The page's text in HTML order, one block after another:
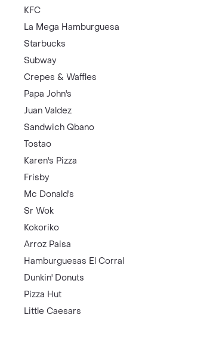
KFC
La Mega Hamburguesa
Starbucks
Subway
Crepes & Waffles
Papa John's
Juan Valdez
Sandwich Qbano
Tostao
Karen's Pizza
Frisby
Mc Donald's
Sr Wok
Kokoriko
Arroz Paisa
Hamburguesas El Corral
Dunkin' Donuts
Pizza Hut
Little Caesars